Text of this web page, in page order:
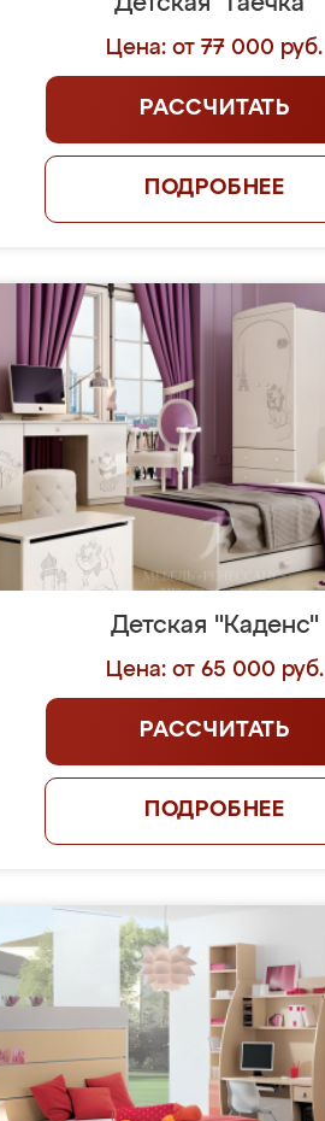
Цена: от 77 000 руб.
РАССЧИТАТЬ
ПОДРОБНЕЕ
Детская "Каденс"
Цена: от 65 000 руб.
РАССЧИТАТЬ
ПОДРОБНЕЕ